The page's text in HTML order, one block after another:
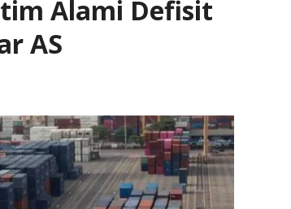
Alami Defisit
AS